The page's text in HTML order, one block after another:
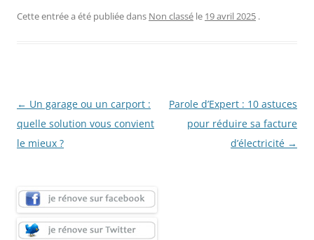
Cette entrée a été publiée dans Non classé le 19 avril 2025 .
Navigation
des
articles
← Un garage ou un carport :
quelle solution vous convient
le mieux ?
Parole d’Expert : 10 astuces
pour réduire sa facture
d’électricité →